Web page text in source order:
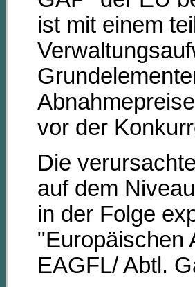
ist mit einem
vor der
Die
auf dem
in der Folge
"Europäischen
EAGFL/ Abtl.